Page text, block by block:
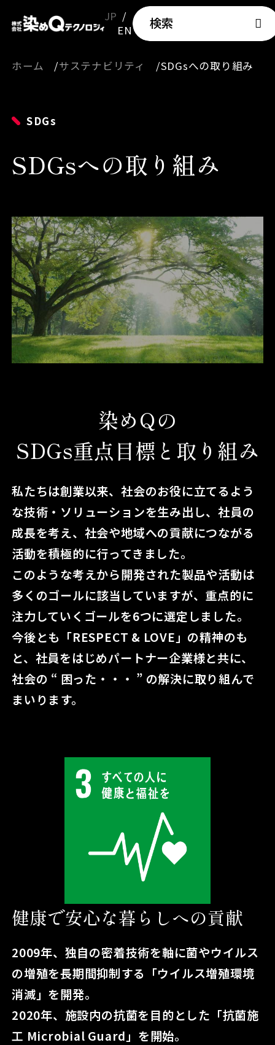
JP
EN
検索
ホーム サステナビリティ SDGsへの取り組み
SDGs
SDGsへの取り組み
染めQの
SDGs重点目標と取り組み
私たちは創業以来、社会のお役に立てるよう
な技術・ソリューションを生み出し、社員の
成長を考え、社会や地域への貢献につながる
活動を積極的に行ってきました。
このような考えから開発された製品や活動は
多くのゴールに該当していますが、 重点的に
注力していくゴールを6つに選定しました。
今後とも「RESPECT & LOVE」の精神のも
と、社員をはじめパートナー企業様と共に、
社会の “ 困った・・・ ” の解決に取り組んで
まいります。
健康で安心な暮らしへの貢献
2009年、独自の密着技術を軸に菌やウイルス
の増殖を長期間抑制する「ウイルス増殖環境
消滅」を開発。
2020年、施設内の抗菌を目的とした「抗菌施
工 Microbial Guard」を開始。